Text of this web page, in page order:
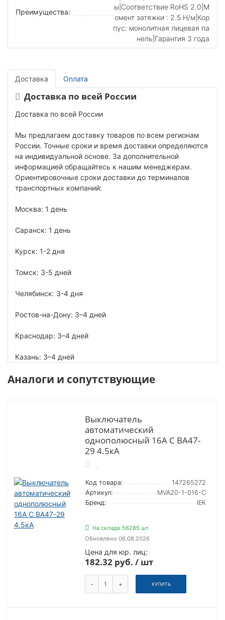
Преимущества:
ы|Соответствие RoHS 2.0|М
омент затяжки : 2.5 Н/м|Кор
пус: монолитная лицевая па
нель|Гарантия 3 года
Доставка Оплата
Доставка по всей России
Доставка по всей России
Мы предлагаем доставку товаров по всем регионам
России. Точные сроки и время доставки определяются
на индивидуальной основе. За дополнительной
информацией обращайтесь к нашим менеджерам.
Ориентировочные сроки доставки до терминалов
транспортных компаний:
Москва: 1 день
Саранск: 1 день
Курск: 1-2 дня
Томск: 3-5 дней
Челябинск: 3-4 дня
Ростов-на-Дону: 3–4 дней
Краснодар: 3–4 дней
Казань: 3–4 дней
Аналоги и сопутствующие
Выключатель
автоматический
однополюсный 16А C ВА47-
29 4.5кА
Код товара:
147265272
Артикул:
MVA20-1-016-C
Бренд:
IEK
На складе 56285 шт
Обновлено 06.08.2026
Цена для юр. лиц:
182.32 руб. / шт
- + КУПИТЬ